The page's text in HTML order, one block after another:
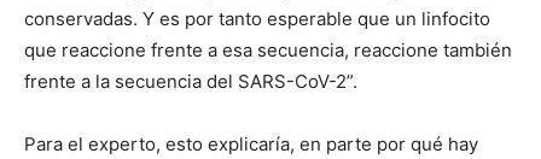
conservadas. Y es por tanto esperable que un linfocito
que reaccione frente a esa secuencia, reaccione también
frente a la secuencia del SARS-CoV-2”.
Para el experto, esto explicaría, en parte por qué hay